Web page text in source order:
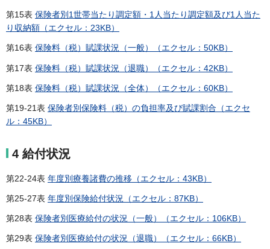
第15表 保険者別1世帯当たり調定額・1人当たり調定額及び1人当た
り収納額（エクセル：23KB）
第16表 保険料（税）賦課状況（一般）（エクセル：50KB）
第17表 保険料（税）賦課状況（退職）（エクセル：42KB）
第18表 保険料（税）賦課状況（全体）（エクセル：60KB）
第19-21表 保険者別保険料（税）の負担率及び賦課割合（エクセ
ル：45KB）
4 給付状況
第22-24表 年度別療養諸費の推移（エクセル：43KB）
第25-27表 年度別保険給付状況（エクセル：87KB）
第28表 保険者別医療給付の状況（一般）（エクセル：106KB）
第29表 保険者別医療給付の状況（退職）（エクセル：66KB）